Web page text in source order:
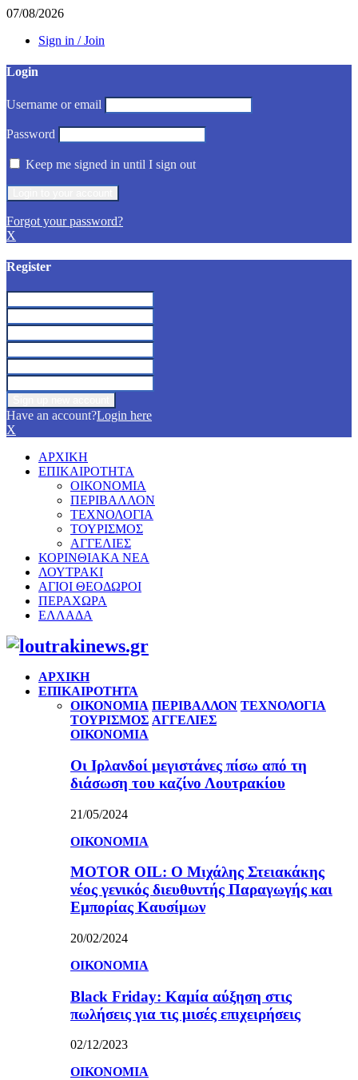
07/08/2026
Sign in / Join
Login
Username or email
Password
Keep me signed in until I sign out
Forgot your password?
X
Register
Have an account?Login here
X
ΑΡΧΙΚΗ
ΕΠΙΚΑΙΡΟΤΗΤΑ
ΟΙΚΟΝΟΜΙΑ
ΠΕΡΙΒΑΛΛΟΝ
ΤΕΧΝΟΛΟΓΙΑ
ΤΟΥΡΙΣΜΟΣ
ΑΓΓΕΛΙΕΣ
ΚΟΡΙΝΘΙΑΚΑ ΝΕΑ
ΛΟΥΤΡΑΚΙ
ΑΓΙΟΙ ΘΕΟΔΩΡΟΙ
ΠΕΡΑΧΩΡΑ
ΕΛΛΑΔΑ
Facebook
Twitter
Instagram
Pinterest
Youtube
ΑΡΧΙΚΗ
ΕΠΙΚΑΙΡΟΤΗΤΑ
ΟΙΚΟΝΟΜΙΑ ΠΕΡΙΒΑΛΛΟΝ ΤΕΧΝΟΛΟΓΙΑ
ΤΟΥΡΙΣΜΟΣ ΑΓΓΕΛΙΕΣ
ΟΙΚΟΝΟΜΙΑ
Οι Ιρλανδοί μεγιστάνες πίσω από τη
διάσωση του καζίνο Λουτρακίου
21/05/2024
ΟΙΚΟΝΟΜΙΑ
MOTOR OIL: Ο Μιχάλης Στειακάκης
νέος γενικός διευθυντής Παραγωγής και
Εμπορίας Καυσίμων
20/02/2024
ΟΙΚΟΝΟΜΙΑ
Black Friday: Καμία αύξηση στις
πωλήσεις για τις μισές επιχειρήσεις
02/12/2023
ΟΙΚΟΝΟΜΙΑ